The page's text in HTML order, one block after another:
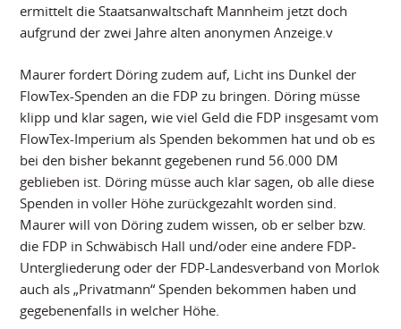
ermittelt die Staatsanwaltschaft Mannheim jetzt doch
aufgrund der zwei Jahre alten anonymen Anzeige.v
Maurer fordert Döring zudem auf, Licht ins Dunkel der
FlowTex-Spenden an die FDP zu bringen. Döring müsse
klipp und klar sagen, wie viel Geld die FDP insgesamt vom
FlowTex-Imperium als Spenden bekommen hat und ob es
bei den bisher bekannt gegebenen rund 56.000 DM
geblieben ist. Döring müsse auch klar sagen, ob alle diese
Spenden in voller Höhe zurückgezahlt worden sind.
Maurer will von Döring zudem wissen, ob er selber bzw.
die FDP in Schwäbisch Hall und/oder eine andere FDP-
Untergliederung oder der FDP-Landesverband von Morlok
auch als „Privatmann“ Spenden bekommen haben und
gegebenenfalls in welcher Höhe.